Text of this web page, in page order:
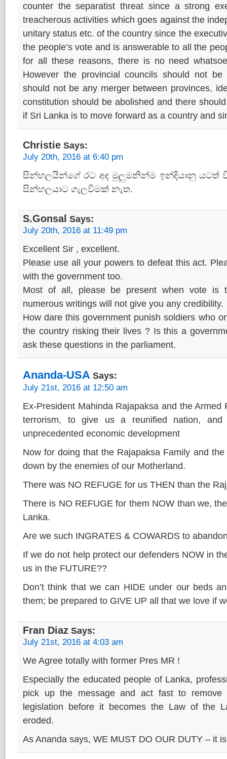
counter the separatist threat since a strong
treacherous activities which goes against the
unitary status etc. of the country since the
the people’s vote and is answerable to all the
for all these reasons, there is no need
However the provincial councils should not
should not be any merger between provinces,
constitution should be abolished and there
if Sri Lanka is to move forward as a country and
Christie Says:
July 20th, 2016 at 6:40 pm
සින්හලයින්ගේ රට අද මුලුමනින්ම ඉන්දියානු යටත්
සින්හලයාට ගැලවීමක් නැත.
S.Gonsal Says:
July 20th, 2016 at 11:49 pm
Excellent Sir , excellent.
Please use all your powers to defeat this act.
with the government too.
Most of all, please be present when vote is
numerous writings will not give you any credibility.
How dare this government punish soldiers who
the country risking their lives ? Is this a
ask these questions in the parliament.
Ananda-USA Says:
July 21st, 2016 at 12:50 am
Ex-President Mahinda Rajapaksa and the
terrorism, to give us a reunified nation,
unprecedented economic development
Now for doing that the Rajapaksa Family and
down by the enemies of our Motherland.
There was NO REFUGE for us THEN than the
There is NO REFUGE for them NOW than we,
Lanka.
Are we such INGRATES & COWARDS to
If we do not help protect our defenders NOW in
us in the FUTURE??
Don’t think that we can HIDE under our beds
them; be prepared to GIVE UP all that we love if
Fran Diaz Says:
July 21st, 2016 at 4:03 am
We Agree totally with former Pres MR !
Especially the educated people of Lanka,
pick up the message and act fast to remove
legislation before it becomes the Law of the
eroded.
As Ananda says, WE MUST DO OUR DUTY – it